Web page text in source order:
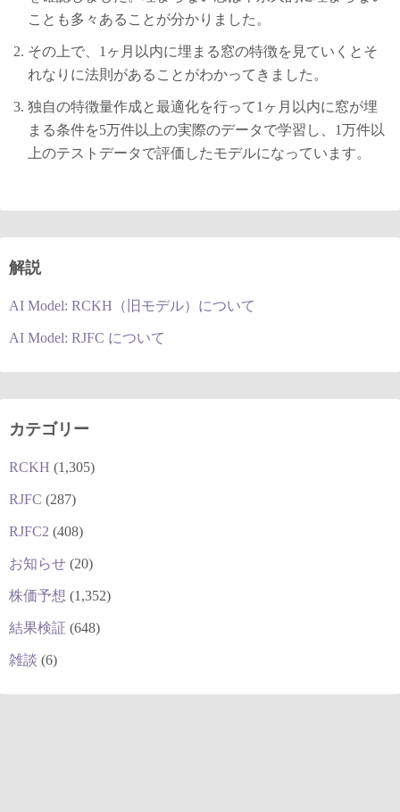
ことも多々あることが分かりました。
その上で、1ヶ月以内に埋まる窓の特徴を見ていくとそ
れなりに法則があることがわかってきました。
独自の特徴量作成と最適化を行って1ヶ月以内に窓が埋
まる条件を5万件以上の実際のデータで学習し、1万件以
上のテストデータで評価したモデルになっています。
解説
AI Model: RCKH（旧モデル）について
AI Model: RJFC について
カテゴリー
RCKH (1,305)
RJFC (287)
RJFC2 (408)
お知らせ (20)
株価予想 (1,352)
結果検証 (648)
雑談 (6)